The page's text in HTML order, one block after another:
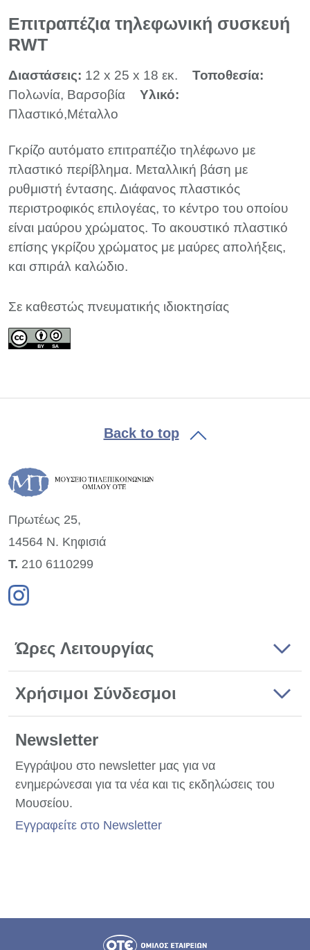
Επιτραπέζια τηλεφωνική συσκευή
RWT
Διαστάσεις: 12 x 25 x 18 εκ.
Τοποθεσία:
Πολωνία, Βαρσοβία
Υλικό:
Πλαστικό,Μέταλλο
Γκρίζο αυτόματο επιτραπέζιο τηλέφωνο με
πλαστικό περίβλημα. Μεταλλική βάση με
ρυθμιστή έντασης. Διάφανος πλαστικός
περιστροφικός επιλογέας, το κέντρο του οποίου
είναι μαύρου χρώματος. Το ακουστικό πλαστικό
επίσης γκρίζου χρώματος με μαύρες απολήξεις,
και σπιράλ καλώδιο.
Σε καθεστώς πνευματικής ιδιοκτησίας
Back to top
Πρωτέως 25,
14564 Ν. Κηφισιά
Τ. 210 6110299
Ώρες Λειτουργίας
Χρήσιμοι Σύνδεσμοι
Newsletter
Εγγράψου στο newsletter μας για να
ενημερώνεσαι για τα νέα και τις εκδηλώσεις του
Μουσείου.
Εγγραφείτε στο Newsletter